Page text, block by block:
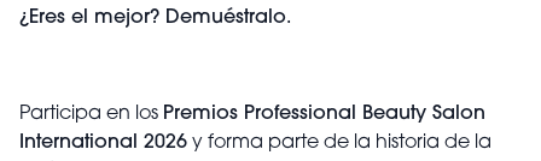
¿Eres el mejor? Demuéstralo.
Participa en los Premios Professional Beauty Salon
International 2026 y forma parte de la historia de la